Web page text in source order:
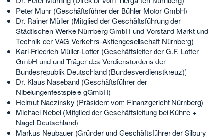
Peter Muhr (Geschäftsführer der Bühler Motor GmbH)
Dr. Rainer Müller (Mitglied der Geschäftsführung der
Städtischen Werke Nürnberg GmbH und Vorstand Markt und
Technik der VAG Verkehrs-Aktiengesellschaft Nürnberg)
Karl-Friedrich Müller-Lotter (Geschäftsleiter der G.F. Lotter
GmbH und und Träger des Verdienstordens der
Bundesrepublik Deutschland (Bundesverdienstkreuz))
Dr. Klaus Naseband (Geschäftsführer der
Nibelungenfestspiele gGmbH)
Helmut Naczinsky (Präsident vom Finanzgericht Nürnberg)
Michael Nebel (Mitglied der Geschäftsleitung bei Kühne +
Nagel Deutschland)
Markus Neubauer (Gründer und Geschäftsführer der Silbury